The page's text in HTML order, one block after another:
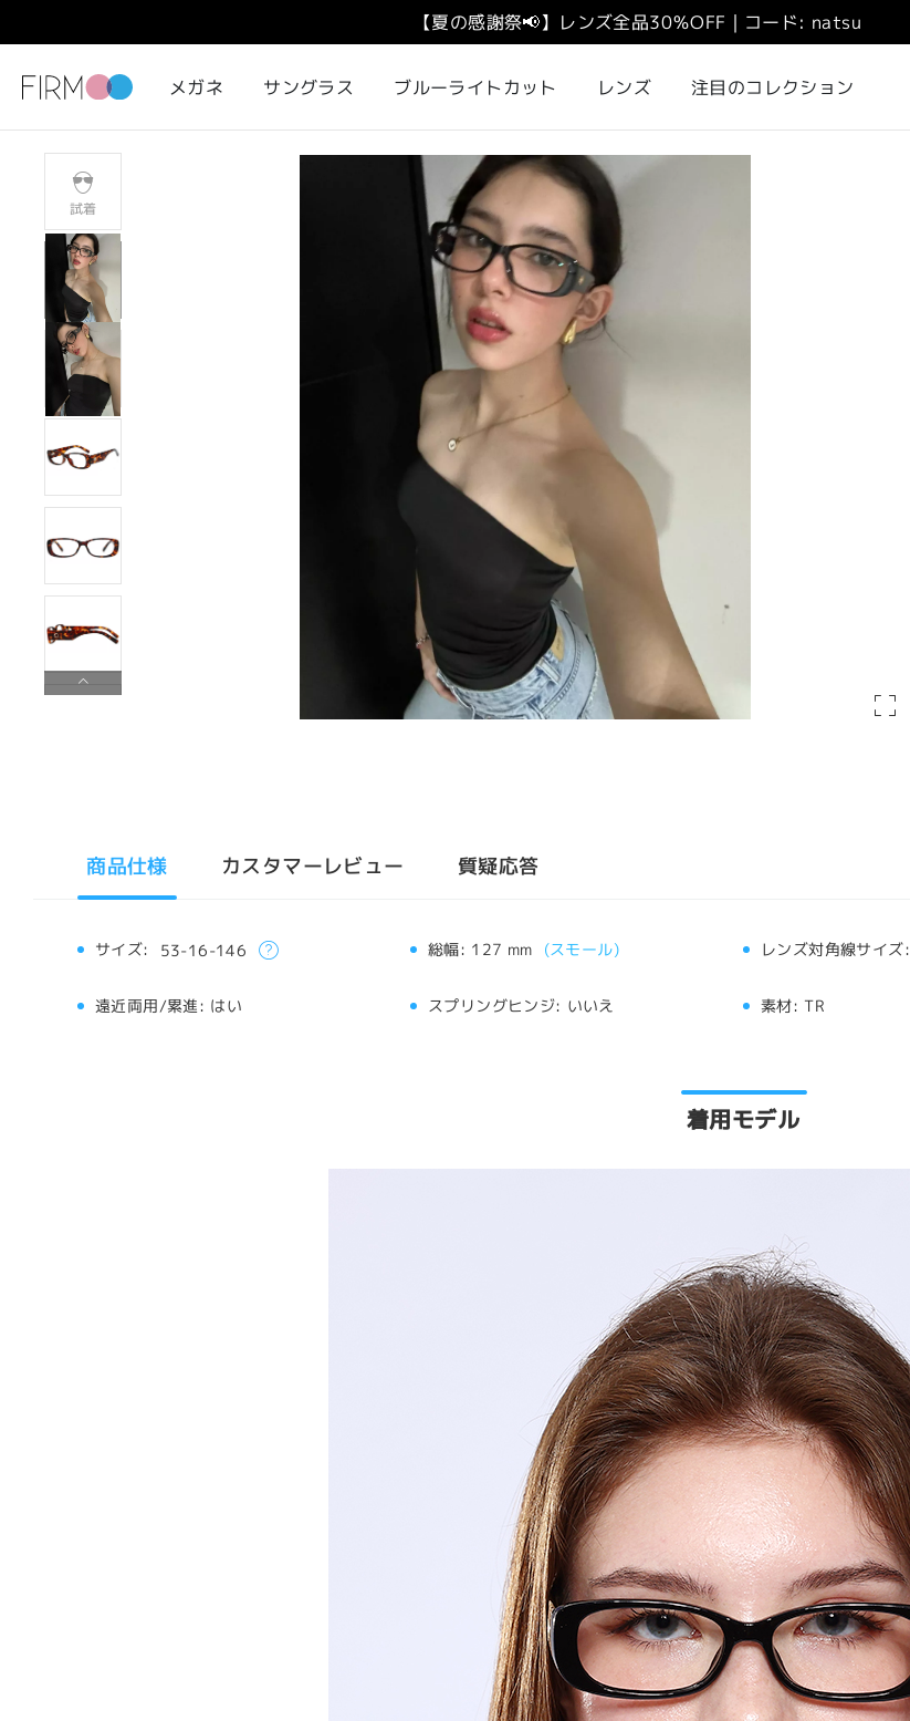
【夏の感謝祭📢】 レンズ全品30％OFF｜コード: natsu
メガネ サングラス ブルーライトカット レンズ 注目のコレクション
試着
商品仕様 カスタマーレビュー 質疑応答
サイズ: 53-16-146 総幅: 127 mm (スモール) レンズ対角線サイズ:
遠近両用/累進: はい スプリングヒンジ: いいえ 素材: TR
着用モデル